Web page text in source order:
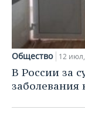
Общество 12
В России за
заболевания